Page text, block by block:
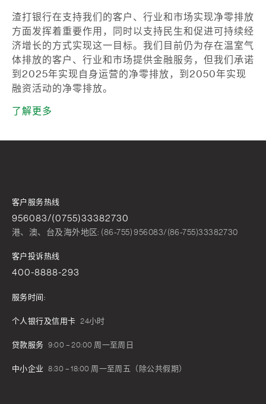
渣打银行在支持我们的客户、行业和市场实现净零排放
方面发挥着重要作用，同时以支持民生和促进可持续经
济增长的方式实现这一目标。我们目前仍为存在温室气
体排放的客户、行业和市场提供金融服务，但我们承诺
到2025年实现自身运营的净零排放，到2050年实现
融资活动的净零排放。
了解更多
客户服务热线
956083/(0755)33382730
港、澳、台及海外地区: (86-755) 956083/(86-755)33382730
客户投诉热线
400-8888-293
服务时间:
个人银行及信用卡 24小时
贷款服务 9:00 – 20:00 周一至周日
中小企业 8:30 – 18:00 周一至周五（除公共假期）